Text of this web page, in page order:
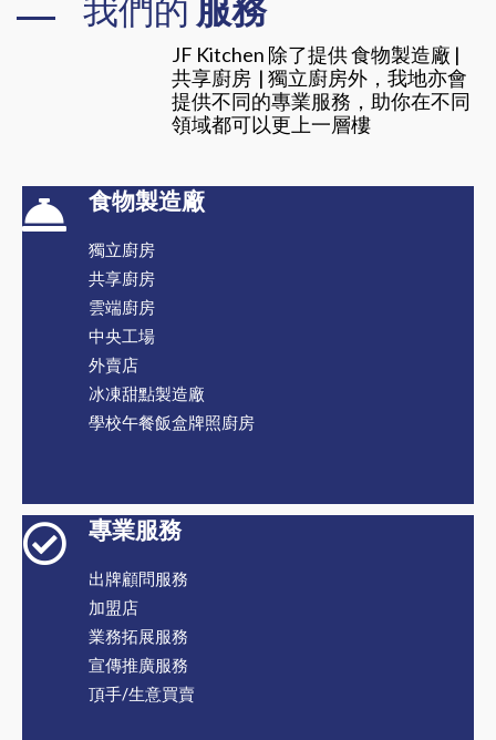
我們的 服務
JF Kitchen 除了提供 食物製造廠 |
共享廚房 | 獨立廚房外，我地亦會
提供不同的專業服務，助你在不同
領域都可以更上一層樓
食物製造廠
獨立廚房
共享廚房
雲端廚房
中央工場
外賣店
冰凍甜點製造廠
學校午餐飯盒牌照廚房
專業服務
出牌顧問服務
加盟店
業務拓展服務
宣傳推廣服務
頂手/生意買賣